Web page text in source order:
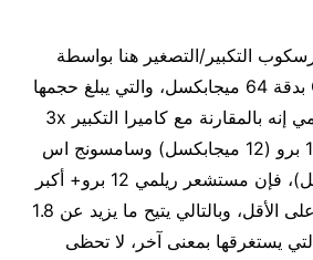
التكبير/التصغير هنا بواسطة
OmniVision OV64B بدقة 64 ميجابكسل، والتي يبلغ حجمها
نصف بوصة. تقول ريلمي إنه بالمقارنة مع كاميرا التكبير 3x
الموجودة في ايفون 15 برو (12 ميجابكسل) وسامسونج اس
23 الترا (10 ميجابكسل)، فإن مستشعر ريلمي 12 برو+ أكبر
بما يزيد عن 2.6 مرة على الأقل، وبالتالي يتيح ما يزيد عن 1.8
يستغرقها بمعنى آخر، لا تحظى